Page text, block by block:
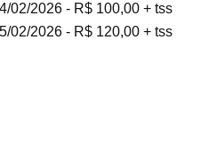
02/2026 - R$ 100,00 + tss
02/2026 - R$ 120,00 + tss